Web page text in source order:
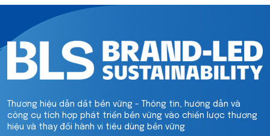
Thương hiệu dẫn dắt bền vững - Thông tin, hướng dẫn và
công cụ tích hợp phát triển bền vững vào chiến lược thương
hiệu và thay đổi hành vi tiêu dùng bền vững